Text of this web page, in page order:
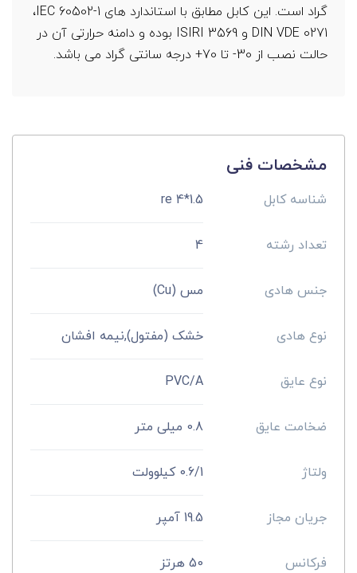
گراد است. این کابل مطابق با استاندارد های IEC 60502-1،
DIN VDE 0271 وISIRI 3569 بوده و دامنه حرارتی آن در
حالت نصب از 30
- تا 70+ درجه سانتی گراد می باشد.
مشخصات فنی
شناسه کابل 1.5*4 re
تعداد رشته 4
جنس هادی مس (Cu)
نوع هادی خشک (مفتول),نیمه افشان
نوع عایق PVC/A
ضخامت عایق 0.8 میلی متر
ولتاژ 0.6/1 کیلوولت
جریان مجاز 19.5 آمپر
فرکانس 50 هرتز